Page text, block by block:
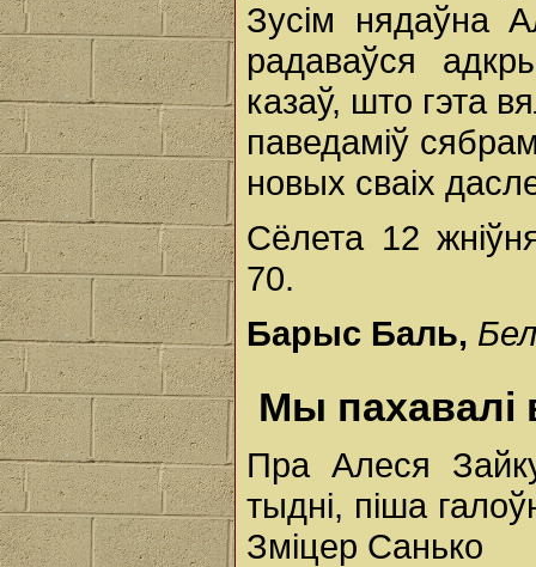
Зусім нядаўна
радаваўся
казаў, што гэта
паведаміў
новых сваіх
Сёлета 12
70.
Барыс Баль,
Мы пахавалі
Пра Алеся
тыдні, піша
Зміцер Санько